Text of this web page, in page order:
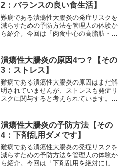
2：バランスの良い食生活】
難病である潰瘍性大腸炎の発症リスクを
減らすための予防方法を管理人の体験か
ら紹介。今回は「肉食中心の高脂肪・高
例をもとに、高脂肪・高カロリーの肉食
中心の食生活が、身体（腸管）の負担を
大きくしている事実をお伝えしていきま
す。
潰瘍性大腸炎の原因4つ？【その
3：ストレス】
難病である潰瘍性大腸炎の原因はまだ解
明されていませんが、ストレスも発症リ
スクに関与すると考えられています。管
お伝えします。
潰瘍性大腸炎の予防方法【その
4：下剤乱用ダメです】
難病である潰瘍性大腸炎の発症リスクを
減らすための予防方法を管理人の体験か
ら紹介。今回は「下剤乱用を絶対にしな